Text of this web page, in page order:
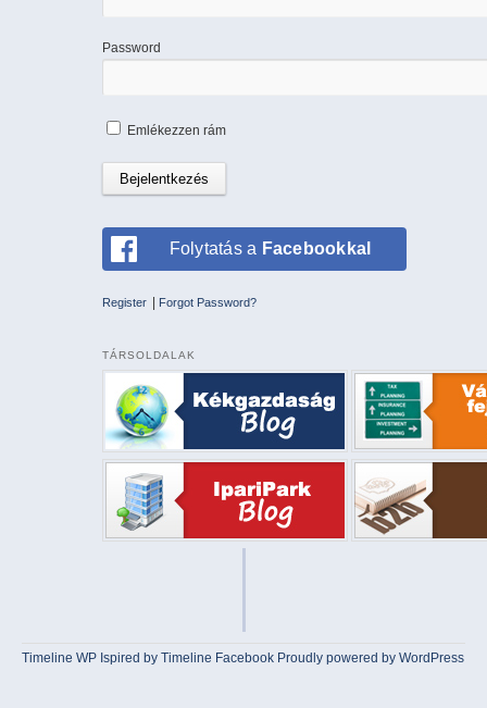
Password
Emlékezzen rám
Folytatás a Facebookkal
Register | Forgot Password?
TÁRSOLDALAK
Timeline WP Ispired byTimeline Facebook Proudly powered by WordPress